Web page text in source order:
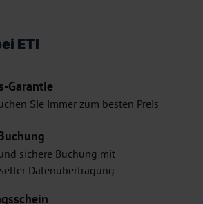
ETI
Garantie
Sie immer zum besten Preis
sichere Buchung mit
Datenübertragung